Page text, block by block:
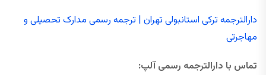
دارالترجمه ترکی استانبولی تهران | ترجمه رسمی مدارک تحصیلی و
مهاجرتی
تماس با دارالترجمه رسمی آلپ: